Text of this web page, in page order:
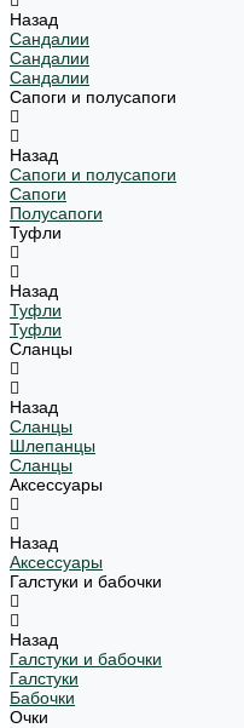
Назад
Сандалии
Сандалии
Сандалии
Сапоги и полусапоги
Назад
Сапоги и полусапоги
Сапоги
Полусапоги
Туфли
Назад
Туфли
Туфли
Сланцы
Назад
Сланцы
Шлепанцы
Сланцы
Аксессуары
Назад
Аксессуары
Галстуки и бабочки
Назад
Галстуки и бабочки
Галстуки
Бабочки
Очки